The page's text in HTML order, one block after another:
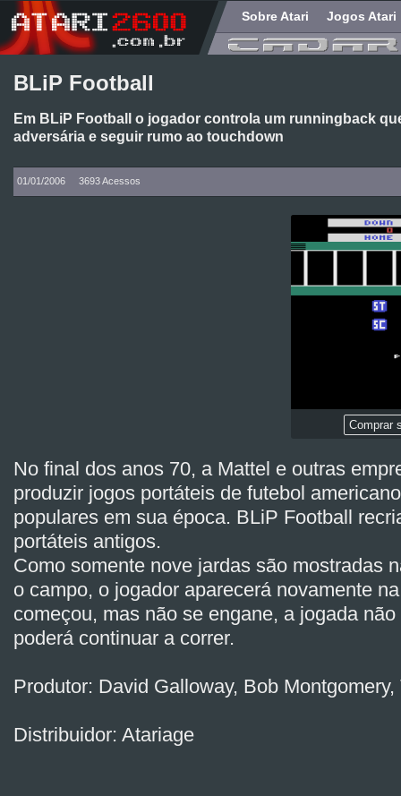
Sobre Atari Jogos Atari
BLiP Football
Em BLiP Football o jogador controla um runningback
adversária e seguir rumo ao touchdown
01/01/2006 3693 Acessos
Comprar
No final dos anos 70, a Mattel e outras
produzir jogos portáteis de futebol
populares em sua época. BLiP Football
portáteis antigos.
Como somente nove jardas são mostradas
o campo, o jogador aparecerá novamente
começou, mas não se engane, a jogada
poderá continuar a correr.
Produtor: David Galloway, Bob
Distribuidor: Atariage